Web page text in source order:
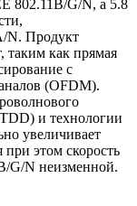
802.11B/G/N, а 5.8
N. Продукт
таким как прямая
с
(OFDM).
и технологии
увеличивает
при этом скорость
G/N неизменной.